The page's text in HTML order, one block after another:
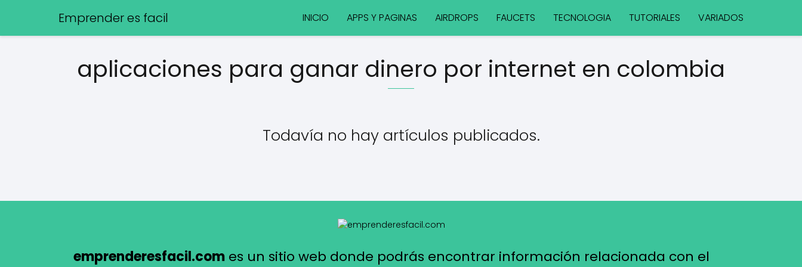
Emprender es facil INICIO APPS Y PAGINAS AIRDROPS FAUCETS TECNOLOGIA TUTORIALES VARIADOS
aplicaciones para ganar dinero por internet en colombia
Todavía no hay artículos publicados.
emprenderesfacil.com es un sitio web donde podrás encontrar información relacionada con el